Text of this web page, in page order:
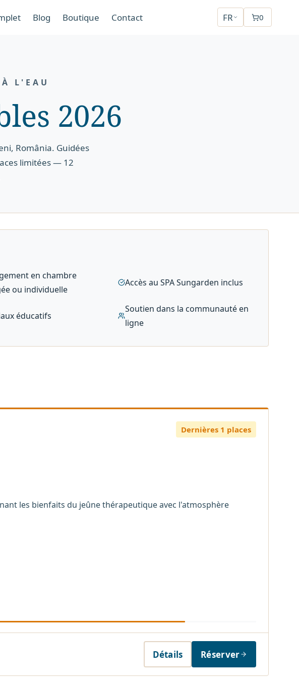
Blog Boutique Contact FR 0
L'EAU
2026
România. Guidées
limitées — 12
en chambre
ou individuelle
Accès au SPA Sungarden inclus
éducatifs
Soutien dans la communauté en
ligne
Dernières 1 places
les bienfaits du jeûne thérapeutique avec l'atmosphère
Détails Réserver